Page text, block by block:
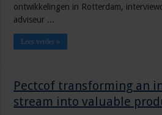
ontwikkelingen in Rotterdam,
adviseur ...
Lees verder »
Pectcof transforming an
stream into valuable